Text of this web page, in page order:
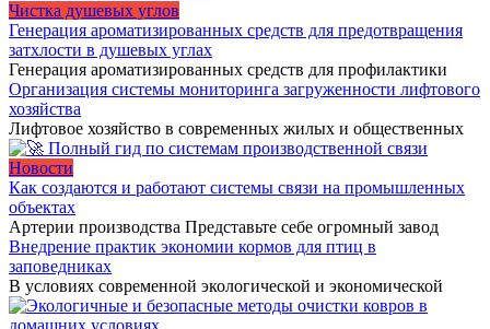
Чистка душевых углов
Генерация ароматизированных средств для предотвращения
затхлости в душевых углах
Генерация ароматизированных средств для профилактики
Организация системы мониторинга загруженности лифтового
хозяйства
Лифтовое хозяйство в современных жилых и общественных
Новости
Как создаются и работают системы связи на промышленных
объектах
Артерии производства Представьте себе огромный завод
Внедрение практик экономии кормов для птиц в
заповедниках
В условиях современной экологической и экономической